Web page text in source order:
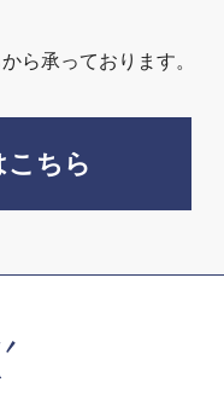
ら承っております。
こちら